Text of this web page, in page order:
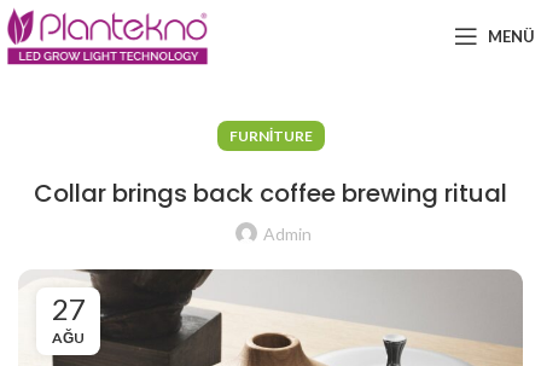
MENÜ
FURNITURE
Collar brings back coffee brewing ritual
Admin
27
AĞU